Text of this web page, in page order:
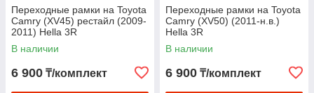
Переходные рамки на Toyota
Camry (ХV45) рестайл (2009-
2011) Hella 3R
В наличии
6 900 ₸/комплект
Переходные рамки на Toyota
Camry (ХV50) (2011-н.в.)
Hella 3R
В наличии
6 900 ₸/комплект